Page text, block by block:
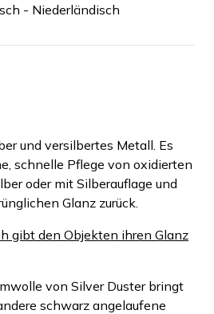
- Niederländisch
und versilbertes Metall. Es
schnelle Pflege von oxidierten
oder mit Silberauflage und
Glanz zurück.
gibt den Objekten ihren Glanz
von Silver Duster bringt
schwarz angelaufene